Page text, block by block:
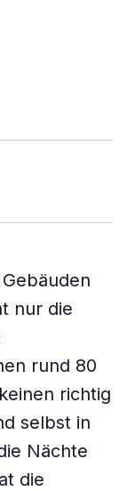
nur die
rund 80
richtig
selbst in
Nächte
die